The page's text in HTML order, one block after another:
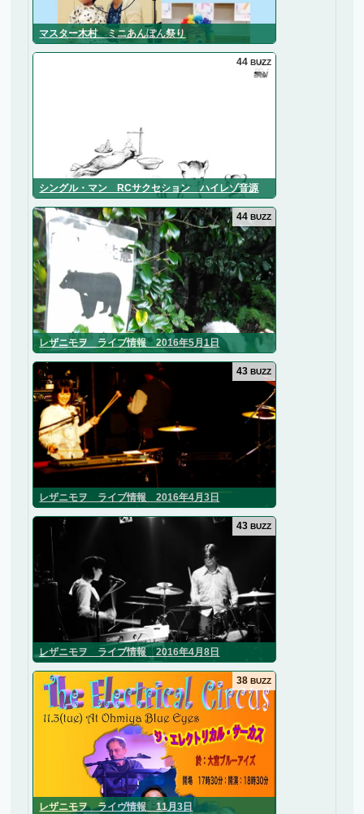
マスター木村 ミニあんぽん祭り
シングル・マン RCサクセション ハイレゾ音源
44 BUZZ
レザニモヲ ライブ情報 2016年5月1日
44 BUZZ
レザニモヲ ライブ情報 2016年4月3日
43 BUZZ
レザニモヲ ライブ情報 2016年4月8日
43 BUZZ
レザニモヲ ライヴ情報 11月3日
38 BUZZ